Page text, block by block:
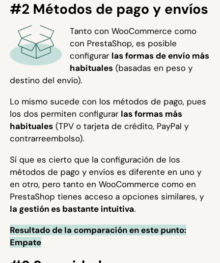
#2 Métodos de pago y envíos
Tanto con WooCommerce como
con PrestaShop, es posible
configurar las formas de envío más
habituales (basadas en peso y
destino del envío).
Lo mismo sucede con los métodos de pago, pues
los dos permiten configurar las formas más
habituales (TPV o tarjeta de crédito, PayPal y
contrarreembolso).
Sí que es cierto que la configuración de los
métodos de pago y envíos es diferente en uno y
en otro, pero tanto en WooCommerce como en
PrestaShop tienes acceso a opciones similares, y
la gestión es bastante intuitiva.
Resultado de la comparación en este punto:
Empate